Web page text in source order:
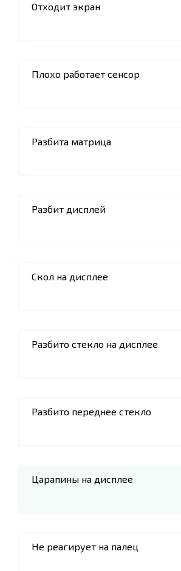
Отходит экран
Плохо работает сенсор
Разбита матрица
Разбит дисплей
Скол на дисплее
Разбито стекло на дисплее
Разбито переднее стекло
Царапины на дисплее
Не реагирует на палец